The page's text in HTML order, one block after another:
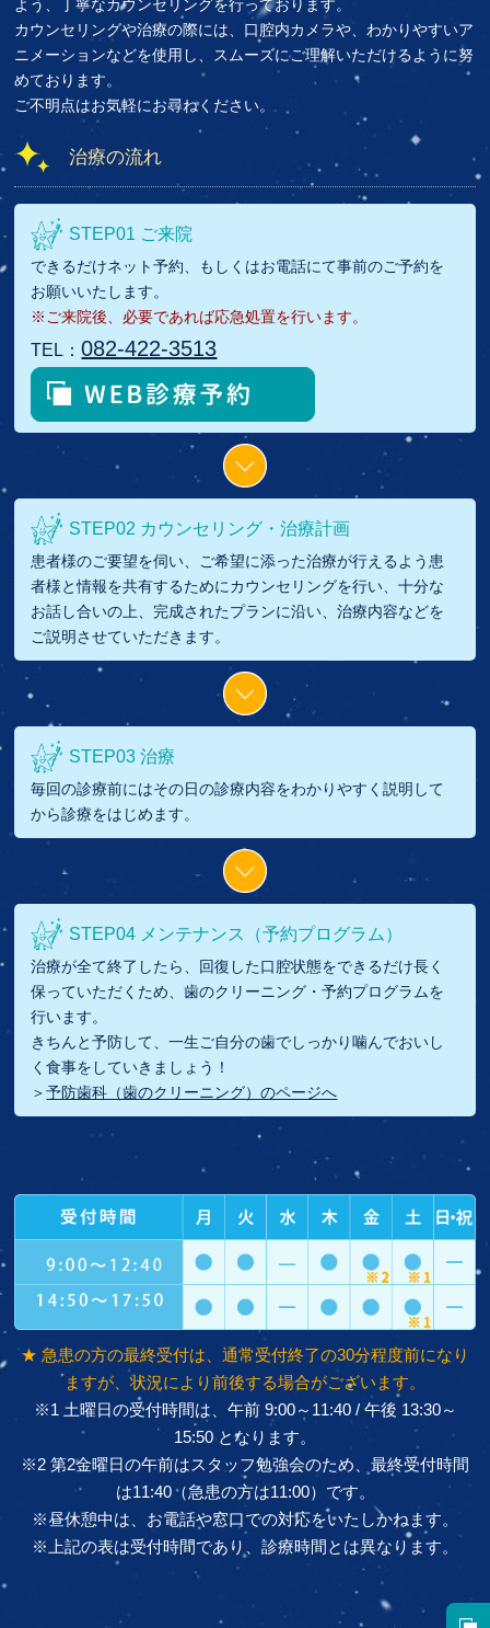
よう、丁寧なカウンセリングを行っております。
カウンセリングや治療の際には、口腔内カメラや、わかりやすいア
ニメーションなどを使用し、スムーズにご理解いただけるように努
めております。
ご不明点はお気軽にお尋ねください。
治療の流れ
STEP01 ご来院
できるだけネット予約、もしくはお電話にて事前のご予約を
お願いいたします。
※ご来院後、必要であれば応急処置を行います。
TEL：082-422-3513
STEP02 カウンセリング・治療計画
患者様のご要望を伺い、ご希望に添った治療が行えるよう患
者様と情報を共有するためにカウンセリングを行い、十分な
お話し合いの上、完成されたプランに沿い、治療内容などを
ご説明させていただきます。
STEP03 治療
毎回の診療前にはその日の診療内容をわかりやすく説明して
から診療をはじめます。
STEP04 メンテナンス（予約プログラム）
治療が全て終了したら、回復した口腔状態をできるだけ長く
保っていただくため、歯のクリーニング・予約プログラムを
行います。
きちんと予防して、一生ご自分の歯でしっかり噛んでおいし
く食事をしていきましょう！
＞予防歯科（歯のクリーニング）のページへ
★ 急患の方の最終受付は、通常受付終了の30分程度前になり
ますが、状況により前後する場合がございます。
※1 土曜日の受付時間は、午前 9:00～11:40 / 午後 13:30～
15:50 となります。
※2 第2金曜日の午前はスタッフ勉強会のため、最終受付時間
は11:40（急患の方は11:00）です。
※昼休憩中は、お電話や窓口での対応をいたしかねます。
※上記の表は受付時間であり、診療時間とは異なります。